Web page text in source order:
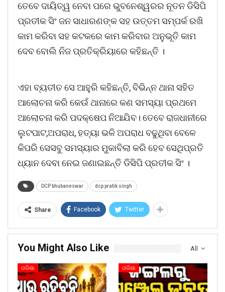
ତେବେ ଦାୟିତ୍ୱ ନେବା ପରେ ଭୁବନେଶ୍ୱରର ନୂତନ ଡିସିପି
ପ୍ରତୀକ ସିଂ ଜନ ସାଧାରଣଙ୍କ ସହ ଉତ୍ତମ ସମ୍ପର୍କ ରଖି
କାମ କରିବା ସହ କଟକରେ କାମ କରିବାର ଅନୁଭୂତି କାମ
ଦେବ ବୋଲି ନିଜ ପ୍ରତିକ୍ରିୟାରେ କହିଛନ୍ତି ।
ଏହା ବ୍ୟତୀତ ସେ ଆହୁରି କହିଛନ୍ତି, ବିଭିନ୍ନ ଥାନା ସହିତ
ଆଲୋଚନା କରି କେଉଁ ଥାନାରେ କଣ ସମସ୍ୟା ପ୍ରଥମେ
ଆଲୋଚନା କରି ପଦକ୍ଷେପ ନିଆଯିବ। ତେବେ ରାଜଧାନୀରେ
ଲୁଟପାଟ,ଅପରାଧ, ହତ୍ୟା ଭଳି ଅପରାଧ ବଢୁଥିବା ବେଳେ
କିପରି ସେସବୁ ସମସ୍ୟାର ମୁକାବିଲା କରି ହେବ ସେଥିପ୍ରତି
ଧ୍ୟାନ ଦେବା ନେଇ ଜଣାଇଛନ୍ତି ଡିସିପି ପ୍ରତୀକ ସିଂ ।
DCP bhubaneswar dcp pratik singh
Share Facebook Twitter
All
You Might Also Like
ଓଡିଶା ଓଡିଶା